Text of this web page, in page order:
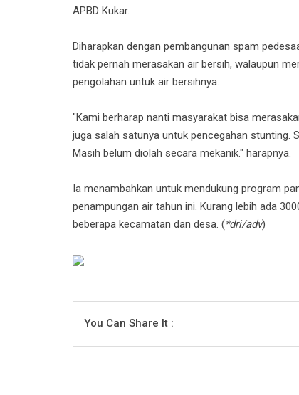
APBD Kukar.
Diharapkan dengan pembangunan spam
tidak pernah merasakan air bersih, walaupun
pengolahan untuk air bersihnya.
"Kami berharap nanti masyarakat bisa
juga salah satunya untuk pencegahan stunting.
Masih belum diolah secara mekanik." harapnya.
Ia menambahkan untuk mendukung program
penampungan air tahun ini. Kurang lebih ada
beberapa kecamatan dan desa. (*dri/adv)
You Can Share It :